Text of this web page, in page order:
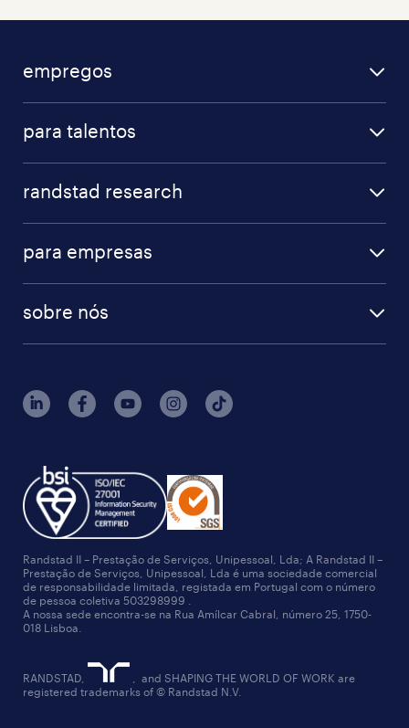
empregos
para talentos
randstad research
para empresas
sobre nós
Randstad II – Prestação de Serviços, Unipessoal, Lda; A Randstad II –
Prestação de Serviços, Unipessoal, Lda é uma sociedade comercial
de responsabilidade limitada, registada em Portugal com o número
de pessoa coletiva 503298999 .
A nossa sede encontra-se na Rua Amílcar Cabral, número 25, 1750-
018 Lisboa.
RANDSTAD,
, and SHAPING THE WORLD OF WORK are
registered trademarks of © Randstad N.V.